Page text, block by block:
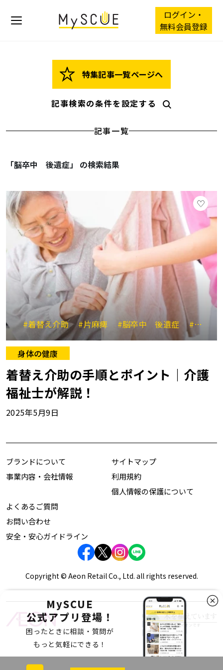
ログイン・
無料会員登録
特集記事一覧ページへ
記事検索の条件を設定する
記事一覧
「脳卒中 後遺症」 の検索結果
#着替え介助 #片麻痺 #脳卒中 後遺症 #着替え サポート
身体の健康
着替え介助の手順とポイント｜介護
福祉士が解説！
2025年5月9日
MySCUE
公式アプリ登場！
困ったときに相談・質問が
もっと気軽にできる！
ブランドについて
事業内容・会社情報
サイトマップ
利用規約
個人情報の保護について
よくあるご質問
お問い合わせ
安全・安心ガイドライン
Copyright © Aeon Retail Co., Ltd. all rights reserved.